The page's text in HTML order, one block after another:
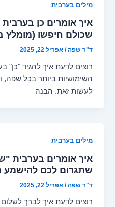
מילים בערבית
איך אומרים כן
שכולם חיפשו (מומלץ
ד"ר שפה/אפריל 22, 2025
רוצים לדעת איך להגיד "כן"
השימושיות ביותר בכל שפה,
לעשות זאת. הבנה
מילים בערבית
איך אומרים בערבית
שתגרום לכם להישמע
ד"ר שפה/אפריל 22, 2025
רוצים לדעת איך לברך